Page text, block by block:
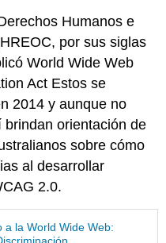
Humanos e
por sus siglas
World Wide Web
Act Estos se
2014 y aunque no
orientación de
sobre cómo
al desarrollar
2.0.
a la World Wide Web: